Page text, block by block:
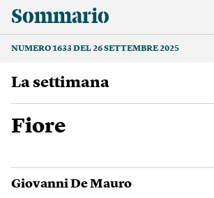
Sommario
NUMERO 1633 DEL 26 SETTEMBRE 2025
La settimana
Fiore
Giovanni De Mauro